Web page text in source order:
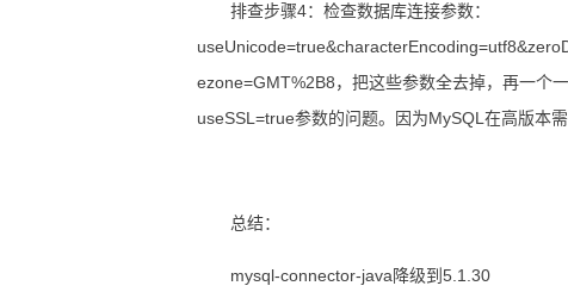
排查步骤4：检查数据库连接参数：
ezone=GMT%2B8，把这些参数全去掉，再一个
useSSL=true参数的问题。因为MySQL在高版本
总结：
mysql-connector-java降级到5.1.30